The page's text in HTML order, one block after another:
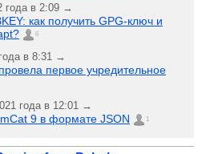
года в 2:09 →
как получить GPG-ключ и
6
в 8:31 →
первое учредительное
года в 12:01 →
9 в формате JSON 1